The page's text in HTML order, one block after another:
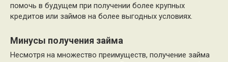
помочь в будущем при получении более крупных
кредитов или займов на более выгодных условиях.
Минусы получения займа
Несмотря на множество преимуществ, получение займа